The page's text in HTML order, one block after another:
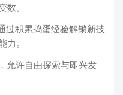
数。
过积累捣蛋经验解锁新技
力。
允许自由探索与即兴发